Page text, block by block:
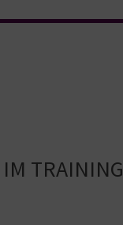
TRAINING